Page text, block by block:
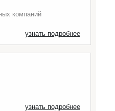
компаний
узнать подробнее
узнать подробнее